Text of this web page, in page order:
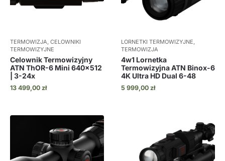
TERMOWIZJA, CELOWNIKI
TERMOWIZYJNE
Celownik Termowizyjny
ATN ThOR-6 Mini 640×512
| 3-24x
13 499,00 zł
LORNETKI TERMOWIZYJNE,
TERMOWIZJA
4w1 Lornetka
Termowizyjna ATN Binox-6
4K Ultra HD Dual 6-48
5 999,00 zł